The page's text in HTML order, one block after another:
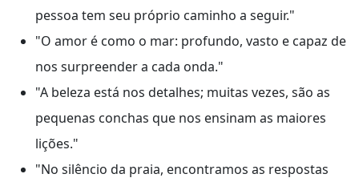
pessoa tem seu próprio caminho a seguir."
"O amor é como o mar: profundo, vasto e capaz de
nos surpreender a cada onda."
"A beleza está nos detalhes; muitas vezes, são as
pequenas conchas que nos ensinam as maiores
lições."
"No silêncio da praia, encontramos as respostas